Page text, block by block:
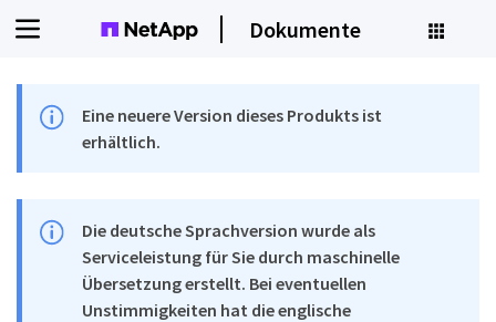
Dokumente
Eine neuere Version dieses Produkts ist
erhältlich.
Die deutsche Sprachversion wurde als
Serviceleistung für Sie durch maschinelle
Übersetzung erstellt. Bei eventuellen
Unstimmigkeiten hat die englische